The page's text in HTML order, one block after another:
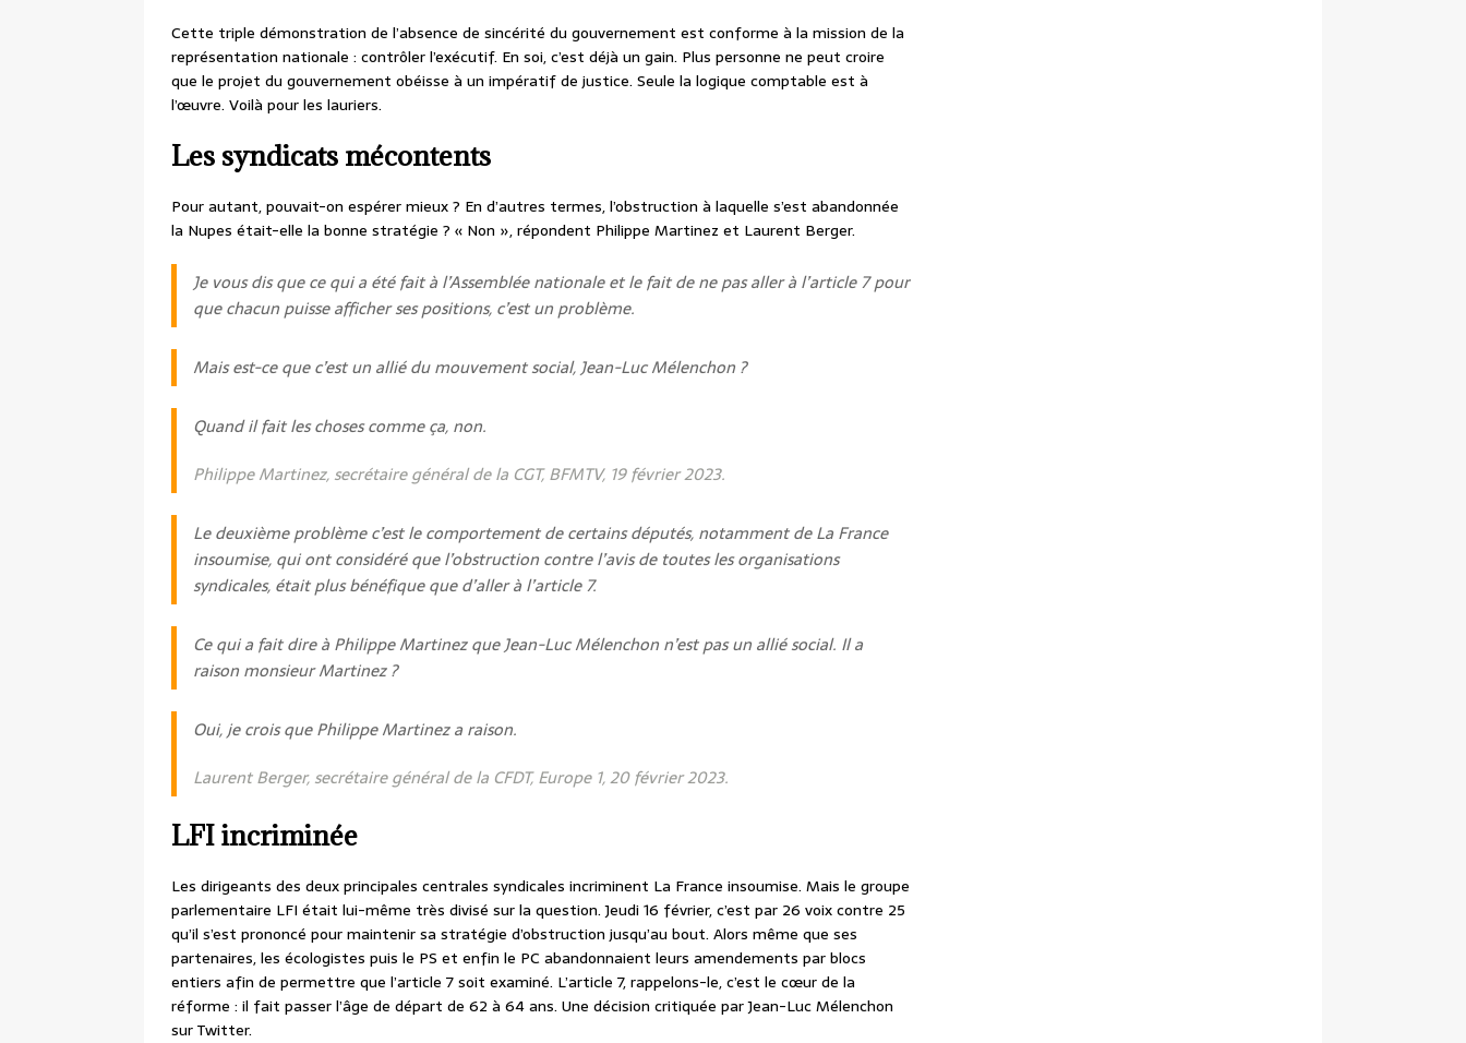
Cette triple démonstration de l’absence de sincérité du gouvernement est conforme à la mission de la
représentation nationale : contrôler l’exécutif. En soi, c’est déjà un gain. Plus personne ne peut croire
que le projet du gouvernement obéisse à un impératif de justice. Seule la logique comptable est à
l’œuvre. Voilà pour les lauriers.
Les syndicats mécontents
Pour autant, pouvait-on espérer mieux ? En d’autres termes, l’obstruction à laquelle s’est abandonnée
la Nupes était-elle la bonne stratégie ? « Non », répondent Philippe Martinez et Laurent Berger.
Je vous dis que ce qui a été fait à l’Assemblée nationale et le fait de ne pas aller à l’article 7 pour
que chacun puisse afficher ses positions, c’est un problème.
Mais est-ce que c’est un allié du mouvement social, Jean-Luc Mélenchon ?
Quand il fait les choses comme ça, non.
Philippe Martinez, secrétaire général de la CGT, BFMTV, 19 février 2023.
Le deuxième problème c’est le comportement de certains députés, notamment de La France
insoumise, qui ont considéré que l’obstruction contre l’avis de toutes les organisations
syndicales, était plus bénéfique que d’aller à l’article 7.
Ce qui a fait dire à Philippe Martinez que Jean-Luc Mélenchon n’est pas un allié social. Il a
raison monsieur Martinez ?
Oui, je crois que Philippe Martinez a raison.
Laurent Berger, secrétaire général de la CFDT, Europe 1, 20 février 2023.
LFI incriminée
Les dirigeants des deux principales centrales syndicales incriminent La France insoumise. Mais le groupe
parlementaire LFI était lui-même très divisé sur la question. Jeudi 16 février, c’est par 26 voix contre 25
qu’il s’est prononcé pour maintenir sa stratégie d’obstruction jusqu’au bout. Alors même que ses
partenaires, les écologistes puis le PS et enfin le PC abandonnaient leurs amendements par blocs
entiers afin de permettre que l’article 7 soit examiné. L’article 7, rappelons-le, c’est le cœur de la
réforme : il fait passer l’âge de départ de 62 à 64 ans. Une décision critiquée par Jean-Luc Mélenchon
sur Twitter.